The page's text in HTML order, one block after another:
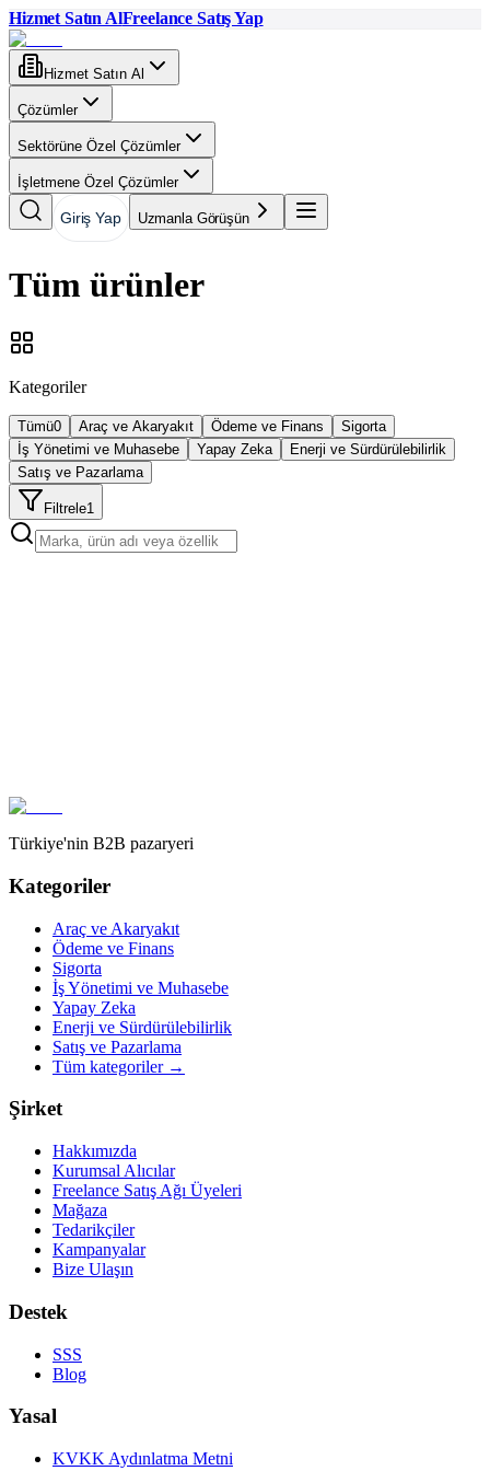
Hizmet Satın AlFreelance Satış Yap
Hizmet Satın Al
Çözümler
Sektörüne Özel Çözümler
İşletmene Özel Çözümler
Giriş Yap Uzmanla Görüşün
Tüm ürünler
Kategoriler
Tümü0 Araç ve Akaryakıt Ödeme ve Finans
Sigorta
İş Yönetimi ve Muhasebe
Yapay Zeka
Enerji ve Sürdürülebilirlik
Satış ve Pazarlama
Filtrele1
Türkiye'nin B2B pazaryeri
Kategoriler
Araç ve Akaryakıt
Ödeme ve Finans
Sigorta
İş Yönetimi ve Muhasebe
Yapay Zeka
Enerji ve Sürdürülebilirlik
Satış ve Pazarlama
Tüm kategoriler→
Şirket
Hakkımızda
Kurumsal Alıcılar
Freelance Satış Ağı Üyeleri
Mağaza
Tedarikçiler
Kampanyalar
Bize Ulaşın
Destek
SSS
Blog
Yasal
KVKK Aydınlatma Metni